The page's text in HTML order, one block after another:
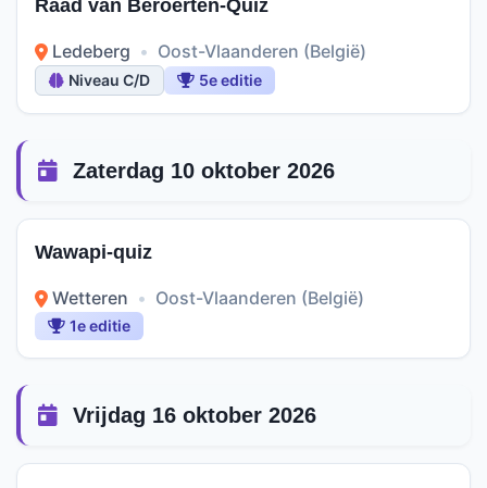
Raad van Beroerten-Quiz
Ledeberg • Oost-Vlaanderen (België)
Niveau C/D 5e editie
Zaterdag 10 oktober 2026
Wawapi-quiz
Wetteren • Oost-Vlaanderen (België)
1e editie
Vrijdag 16 oktober 2026